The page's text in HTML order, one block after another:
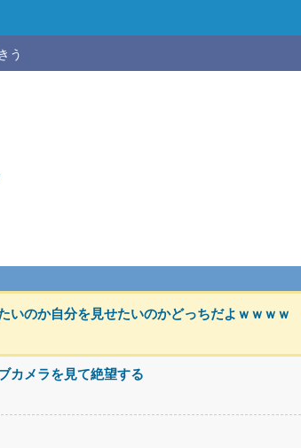
う
いのか自分を見せたいのかどっちだよｗｗｗｗ
カメラを見て絶望する